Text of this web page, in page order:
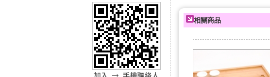
相關商品